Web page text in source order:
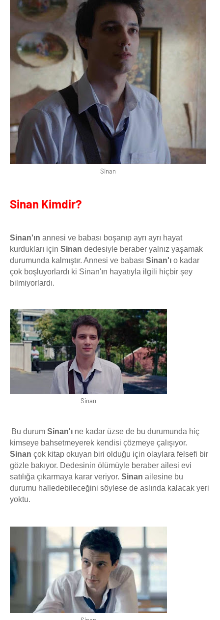
Sinan
Sinan Kimdir?
Sinan'ın annesi ve babası boşanıp ayrı ayrı hayat
kurdukları için Sinan dedesiyle beraber yalnız yaşamak
durumunda kalmıştır. Annesi ve babası Sinan'ı o kadar
çok boşluyorlardı ki Sinan'ın hayatıyla ilgili hiçbir şey
bilmiyorlardı.
Sinan
Bu durum Sinan'ı ne kadar üzse de bu durumunda hiç
kimseye bahsetmeyerek kendisi çözmeye çalışıyor.
Sinan çok kitap okuyan biri olduğu için olaylara felsefi bir
gözle bakıyor. Dedesinin ölümüyle beraber ailesi evi
satılığa çıkarmaya karar veriyor. Sinan ailesine bu
durumu halledebileceğini söylese de aslında kalacak yeri
yoktu.